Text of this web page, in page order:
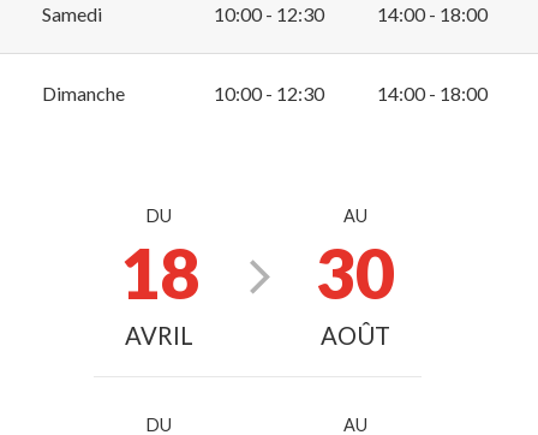
Samedi 10:00 - 12:30 14:00 - 18:00
Dimanche 10:00 - 12:30 14:00 - 18:00
DU
18
AVRIL
AU
30
AOÛT
DU AU